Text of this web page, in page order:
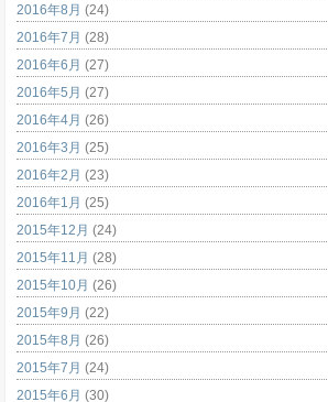
2016年8月 (24)
2016年7月 (28)
2016年6月 (27)
2016年5月 (27)
2016年4月 (26)
2016年3月 (25)
2016年2月 (23)
2016年1月 (25)
2015年12月 (24)
2015年11月 (28)
2015年10月 (26)
2015年9月 (22)
2015年8月 (26)
2015年7月 (24)
2015年6月 (30)